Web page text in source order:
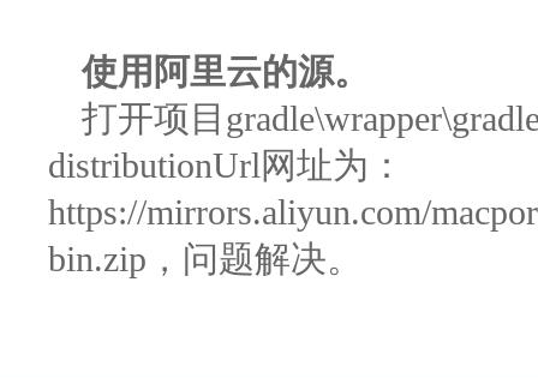
使用 阿里云的源。
打开项目
distributionUrl网址为：
https://mirrors.aliyun.com/
bin.zip，问题解决。